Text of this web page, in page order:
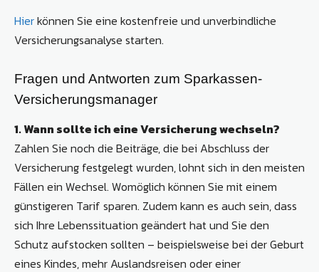
Hierkönnen Sie eine kostenfreie und unverbindliche
Versicherungsanalyse starten.
Fragen und Antworten zum Sparkassen-
Versicherungsmanager
1. Wann sollte ich eine Versicherung wechseln?
Zahlen Sie noch die Beiträge, die bei Abschluss der
Versicherung festgelegt wurden, lohnt sich in den meisten
Fällen ein Wechsel. Womöglich können Sie mit einem
günstigeren Tarif sparen. Zudem kann es auch sein, dass
sich Ihre Lebenssituation geändert hat und Sie den
Schutz aufstocken sollten – beispielsweise bei der Geburt
eines Kindes, mehr Auslandsreisen oder einer